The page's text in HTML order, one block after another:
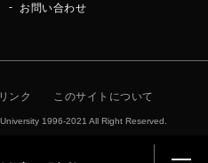
お問い合わせ
ンク このサイトについて
1996-2021 All Right Reserved.